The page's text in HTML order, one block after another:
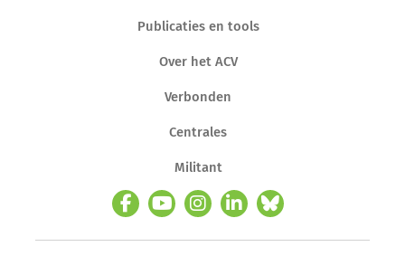
Publicaties en tools
Over het ACV
Verbonden
Centrales
Militant